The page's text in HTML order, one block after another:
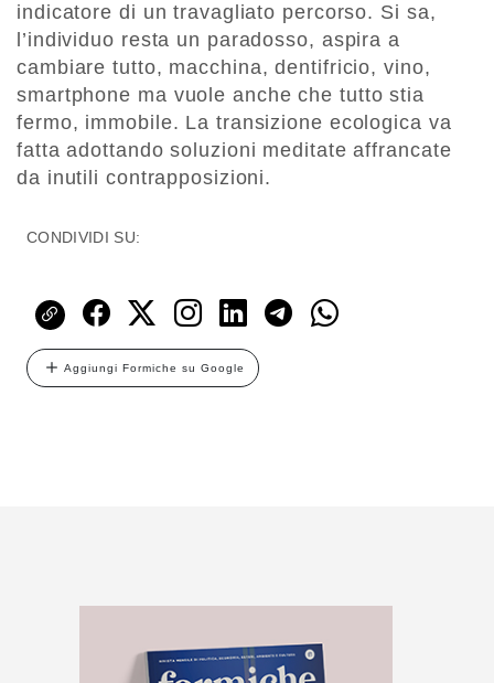
indicatore di un travagliato percorso. Si sa,
l’individuo resta un paradosso, aspira a
cambiare tutto, macchina, dentifricio, vino,
smartphone ma vuole anche che tutto stia
fermo, immobile. La transizione ecologica va
fatta adottando soluzioni meditate affrancate
da inutili contrapposizioni.
CONDIVIDI SU:
Aggiungi Formiche su Google